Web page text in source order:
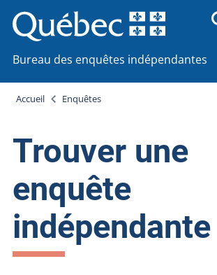
Bureau des enquêtes indépendantes
Accueil Enquêtes
Trouver une
enquête
indépendante